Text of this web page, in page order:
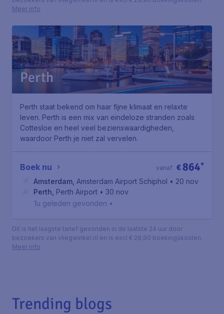
Meer info
Perth
Perth staat bekend om haar fijne klimaat en relaxte
leven. Perth is een mix van eindeloze stranden zoals
Cottesloe en heel veel bezienswaardigheden,
waardoor Perth je niet zal vervelen.
Boek nu €864*
vanaf
Amsterdam Amsterdam Airport Schiphol • 20 nov
Perth Perth Airport • 30 nov
1u geleden gevonden •
Dit is het laagste tarief gevonden in de laatste 24 uur door
bezoekers van vliegwinkel.nl en is excl € 29,90 boekingskosten.
Meer info
Trending blogs